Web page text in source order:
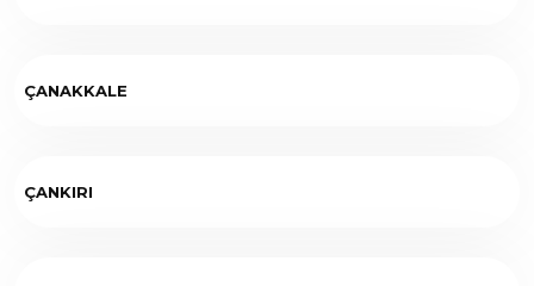
ÇANAKKALE
ÇANKIRI